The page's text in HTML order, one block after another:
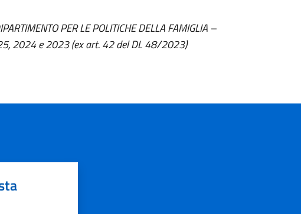
PER LE POLITICHE DELLA FAMIGLIA –
2024 e 2023 (ex art. 42 del DL 48/2023)